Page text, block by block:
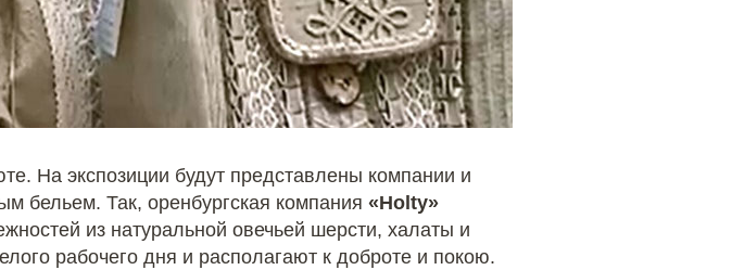
На экспозиции будут представлены компании и
Так, оренбургская компания «Holty»
из натуральной овечьей шерсти, халаты и
рабочего дня и располагают к доброте и покою.